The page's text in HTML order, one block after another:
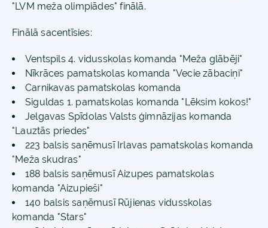
"LVM meža olimpiādes" finālā.
Finālā sacentīsies:
Ventspils 4. vidusskolas komanda "Meža glābēji"
Nīkrāces pamatskolas komanda "Vecie zābaciņi"
Carnikavas pamatskolas komanda
Siguldas 1. pamatskolas komanda "Lēksim kokos!"
Jelgavas Spīdolas Valsts ģimnāzijas komanda
"Lauztās priedes"
223 balsis saņēmusī Irlavas pamatskolas komanda
"Meža skudras"
188 balsis saņēmusī Aizupes pamatskolas
komanda "Aizupieši"
140 balsis saņēmusī Rūjienas vidusskolas
komanda "Stars"